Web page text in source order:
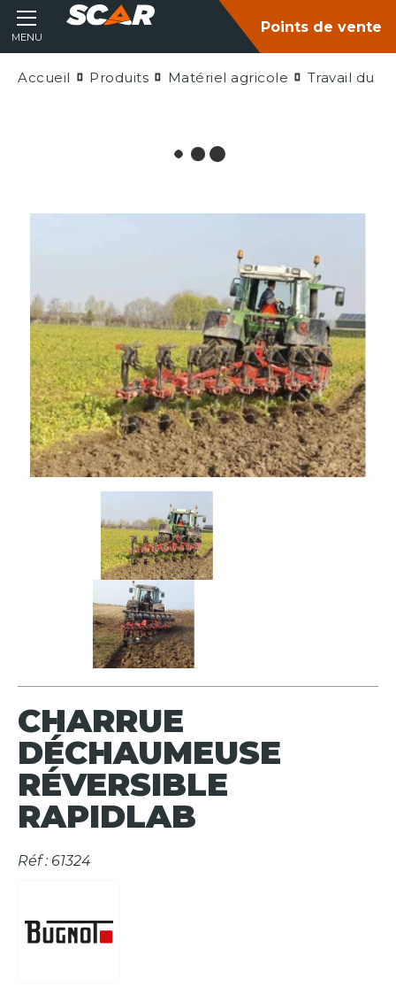
MENU
Points de vente
Accueil Produits Matériel agricole Travail du
CHARRUE
DÉCHAUMEUSE
RÉVERSIBLE
RAPIDLAB
Réf : 61324